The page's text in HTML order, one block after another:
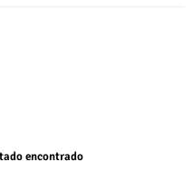
encontrado